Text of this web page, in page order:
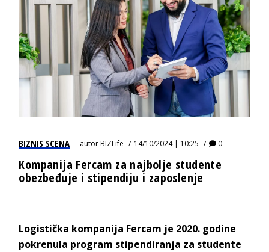
BIZNIS SCENA autorBIZLife 14/10/2024 | 10:25 0
Kompanija Fercam za najbolje studente
obezbeđuje i stipendiju i zaposlenje
Logistička kompanija Fercam je 2020. godine
pokrenula program stipendiranja za studente